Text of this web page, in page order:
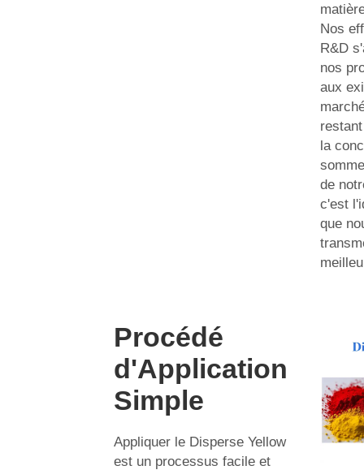
Nos
R&D
nos
aux
la
de
c'est
que
Procédé
d'Application
Simple
Appliquer le Disperse Yellow
est un processus facile et